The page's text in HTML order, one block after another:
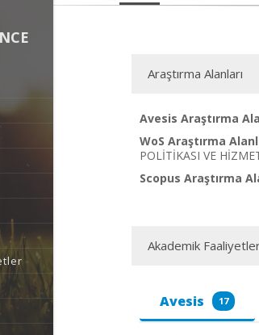
Araştırma Alanları
Avesis Araştırma
WoS Araştırma
POLİTİKASI VE
Scopus Araştırma
Akademik
Avesis 17